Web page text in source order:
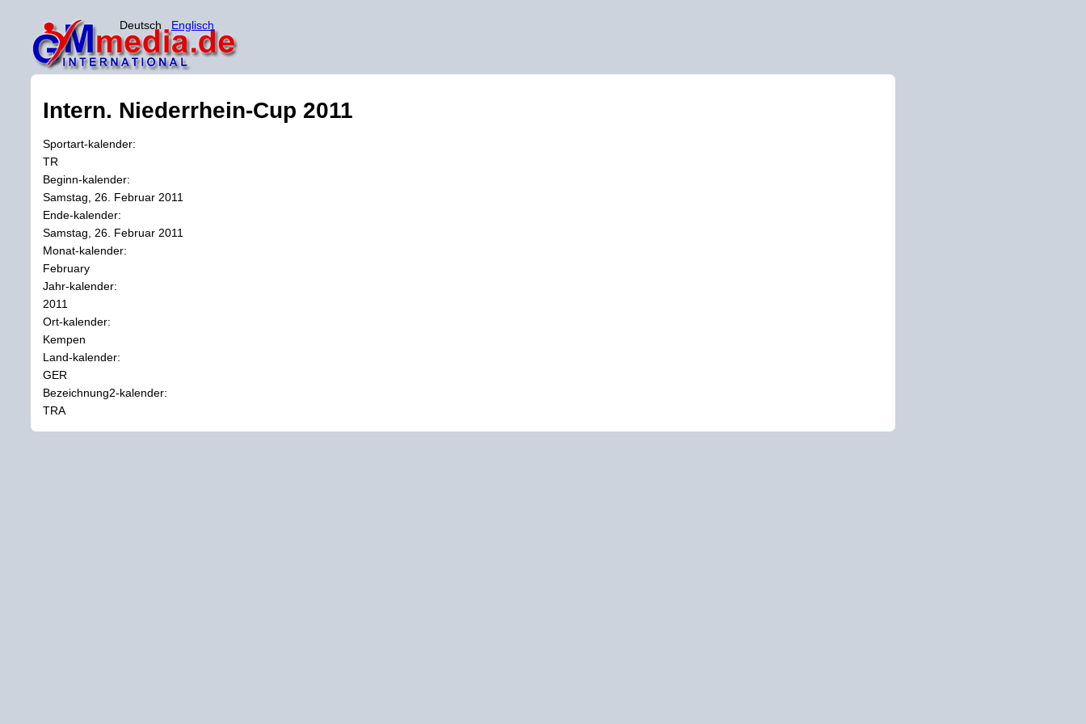
Deutsch Englisch
Intern. Niederrhein-Cup 2011
Sportart-kalender:
TR
Beginn-kalender:
Samstag, 26. Februar 2011
Ende-kalender:
Samstag, 26. Februar 2011
Monat-kalender:
February
Jahr-kalender:
2011
Ort-kalender:
Kempen
Land-kalender:
GER
Bezeichnung2-kalender:
TRA